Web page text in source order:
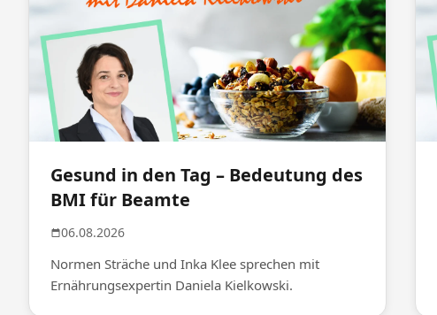
Gesund in den Tag – Bedeutung des
BMI für Beamte
06.08.2026
Normen Sträche und Inka Klee sprechen mit
Ernährungsexpertin Daniela Kielkowski.